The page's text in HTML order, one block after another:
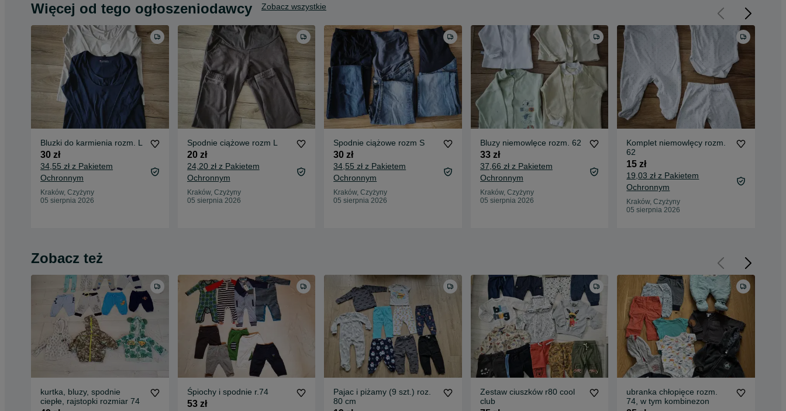
Więcej od tego ogłoszeniodawcy Zobacz wszystkie
Bluzki do karmienia rozm. L
30 zł
34,55 zł z Pakietem
Ochronnym
Kraków, Czyżyny
05 sierpnia 2026
Spodnie ciążowe rozm L
20 zł
24,20 zł z Pakietem
Ochronnym
Kraków, Czyżyny
05 sierpnia 2026
Spodnie ciążowe rozm S
30 zł
34,55 zł z Pakietem
Ochronnym
Kraków, Czyżyny
05 sierpnia 2026
Bluzy niemowlęce rozm. 62
33 zł
37,66 zł z Pakietem
Ochronnym
Kraków, Czyżyny
05 sierpnia 2026
Komplet niemowlęcy rozm.
62
15 zł
19,03 zł z Pakietem
Ochronnym
Kraków, Czyżyny
05 sierpnia 2026
Zobacz też
kurtka, bluzy, spodnie
ciepłe, rajstopki rozmiar 74
Śpiochy i spodnie r.74
53 zł
Pajac i piżamy (9 szt.) roz.
80 cm
Zestaw ciuszków r80 cool
club
ubranka chłopięce rozm.
74, w tym kombinezon